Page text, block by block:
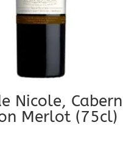
Nicole,
Merlot (75cl)